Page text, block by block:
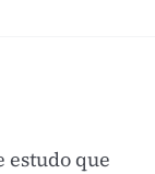
estudo que